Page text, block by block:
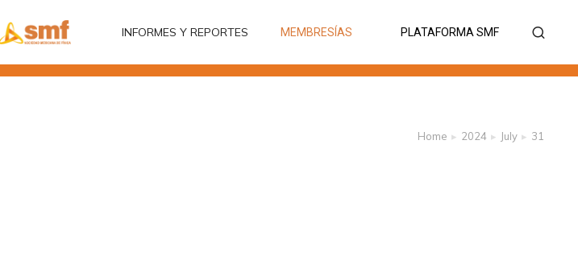
INFORMES Y REPORTES MEMBRESÍAS PLATAFORMA SMF
You are here:
Home 2024 July 31
MEMBRESÍAS